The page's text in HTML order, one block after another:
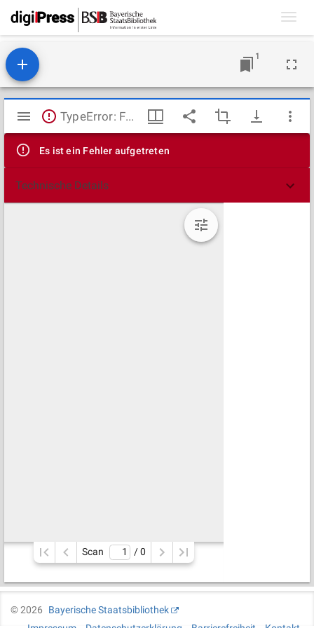
1
Mirador
Viewer
TypeError: Failed to fetch
Es ist ein Fehler aufgetreten
Technische Details
Scan / 0
©2026
Bayerische Staatsbibliothek